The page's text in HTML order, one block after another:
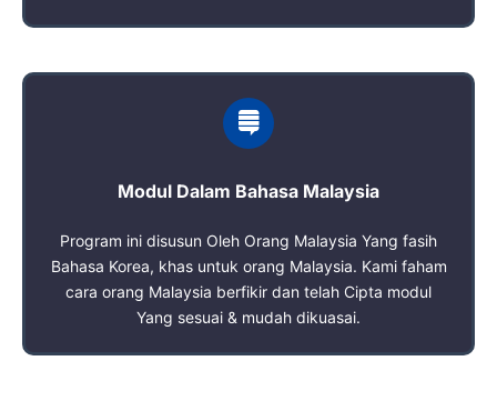
Modul Dalam Bahasa Malaysia
Program ini disusun Oleh Orang Malaysia Yang fasih
Bahasa Korea, khas untuk orang Malaysia. Kami faham
cara orang Malaysia berfikir dan telah Cipta modul
Yang sesuai & mudah dikuasai.